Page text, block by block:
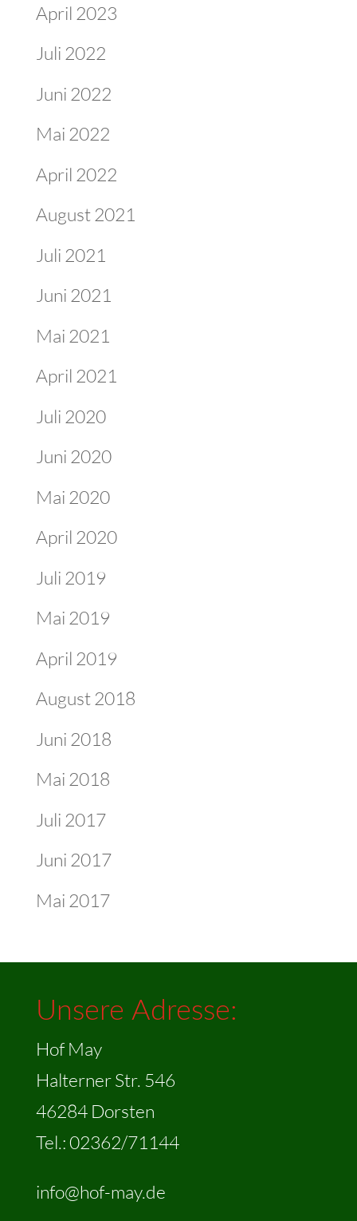
April 2023
Juli 2022
Juni 2022
Mai 2022
April 2022
August 2021
Juli 2021
Juni 2021
Mai 2021
April 2021
Juli 2020
Juni 2020
Mai 2020
April 2020
Juli 2019
Mai 2019
April 2019
August 2018
Juni 2018
Mai 2018
Juli 2017
Juni 2017
Mai 2017
Unsere Adresse:
Hof May
Halterner Str. 546
46284 Dorsten
Tel.: 02362/71144
info@hof-may.de